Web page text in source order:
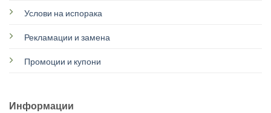
Услови на испорака
Рекламации и замена
Промоции и купони
Информации